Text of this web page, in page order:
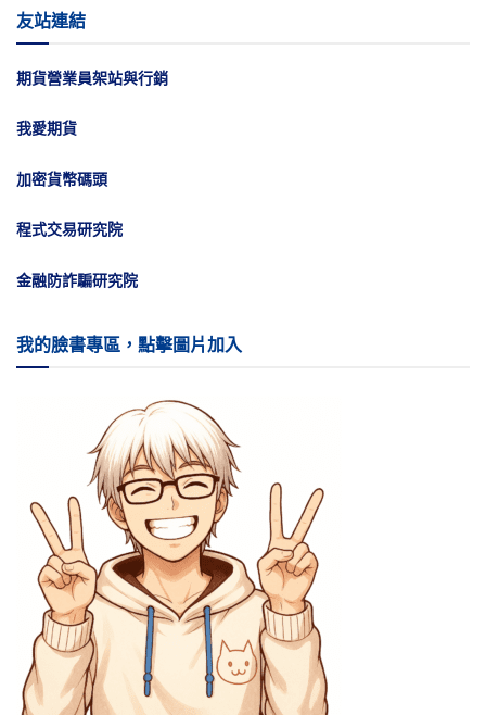
友站連結
期貨營業員架站與行銷
我愛期貨
加密貨幣碼頭
程式交易研究院
金融防詐騙研究院
我的臉書專區，點擊圖片加入